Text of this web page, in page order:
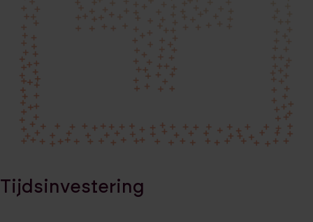
Tijdsinvestering